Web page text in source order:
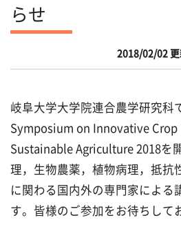
らせ
2018/02/02
岐阜大学大学院連合農学研究
Symposium on Innovative
Sustainable Agriculture 2018を
理，生物農薬，植物病理，抵抗
に関わる国内外の専門家による
す。皆様のご参加をお待ちして